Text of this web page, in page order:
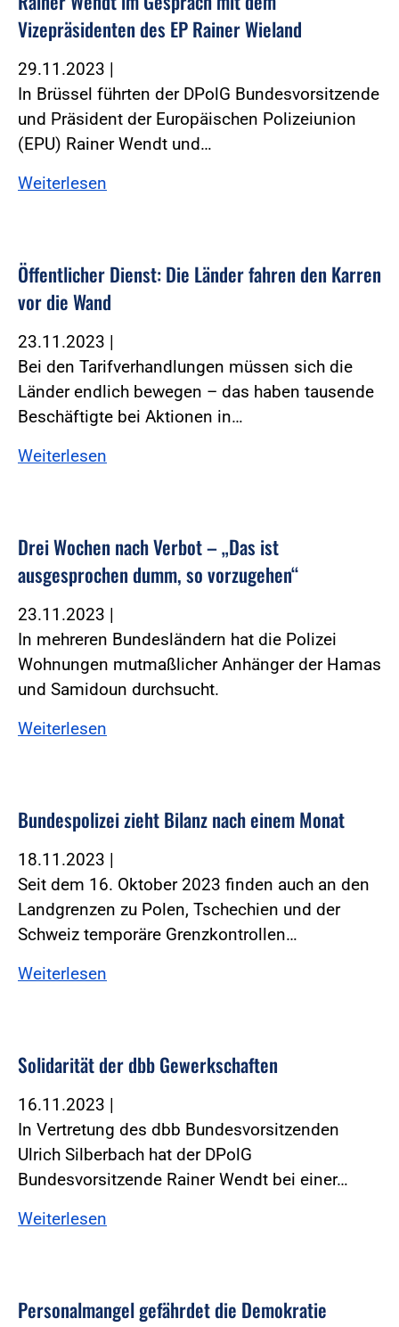
Vizepräsidenten des EP Rainer Wieland
29.11.2023 |
In Brüssel führten der DPolG Bundesvorsitzende
und Präsident der Europäischen Polizeiunion
(EPU) Rainer Wendt und…
Weiterlesen
Öffentlicher Dienst: Die Länder fahren den Karren
vor die Wand
23.11.2023 |
Bei den Tarifverhandlungen müssen sich die
Länder endlich bewegen – das haben tausende
Beschäftigte bei Aktionen in…
Weiterlesen
Drei Wochen nach Verbot – „Das ist
ausgesprochen dumm, so vorzugehen“
23.11.2023 |
In mehreren Bundesländern hat die Polizei
Wohnungen mutmaßlicher Anhänger der Hamas
und Samidoun durchsucht.
Weiterlesen
Bundespolizei zieht Bilanz nach einem Monat
18.11.2023 |
Seit dem 16. Oktober 2023 finden auch an den
Landgrenzen zu Polen, Tschechien und der
Schweiz temporäre Grenzkontrollen…
Weiterlesen
Solidarität der dbb Gewerkschaften
16.11.2023 |
In Vertretung des dbb Bundesvorsitzenden
Ulrich Silberbach hat der DPolG
Bundesvorsitzende Rainer Wendt bei einer…
Weiterlesen
Personalmangel gefährdet die Demokratie